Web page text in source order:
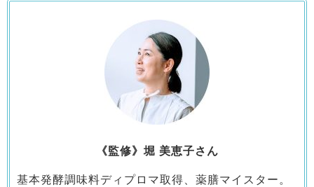
《監修》堀 美恵子さん
基本発酵調味料ディプロマ取得、薬膳マイスター。